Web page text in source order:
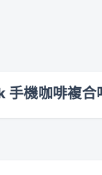
手機咖啡複合